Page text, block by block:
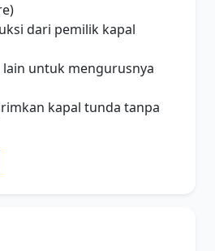
dari pemilik kapal
untuk mengurusnya
kapal tunda tanpa